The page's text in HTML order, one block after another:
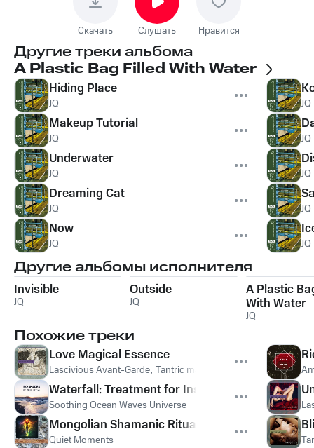
Скачать Слушать Нравится
Другие треки альбома
A Plastic Bag Filled With Water
Hiding Place
JQ
Makeup Tutorial
JQ
Underwater
JQ
Dreaming Cat
JQ
Now
JQ
JQ
JQ
JQ
JQ
JQ
Другие альбомы исполнителя
Invisible
JQ
Outside
JQ
A Plastic
With Water
JQ
Похожие треки
Love Magical Essence
Lascivious Avant-Garde, Tantric massage Waves At Night
Waterfall: Treatment for Insomnia
Soothing Ocean Waves Universe
Mongolian Shamanic Ritual, Bruits marins
Quiet Moments